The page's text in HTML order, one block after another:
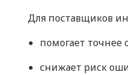
Для поставщиков
помогает точнее
снижает риск